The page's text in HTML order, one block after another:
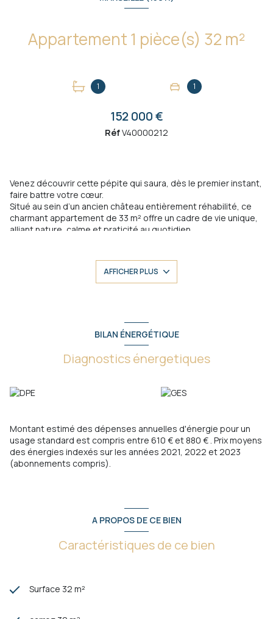
Appartement 1 pièce(s) 32 m²
1 1
152 000 €
RéfV40000212
Venez découvrir cette pépite qui saura, dès le premier instant,
faire battre votre cœur.
Situé au sein d’un ancien château entièrement réhabilité, ce
charmant appartement de 33 m² offre un cadre de vie unique,
alliant nature, calme et praticité au quotidien.
, apportant une véritable sensation d’évasion. La
cuisine équipée permet une installation immédiate.
Côté pratique, tout est accessible rapidement :
École maternelle de La Valentine à environ 1 km
Collège Le Ruissatel à environ 2 km
Crèches de La Valentine à environ 1 km
autoroute à proximité facilite les déplacements. Le centre de
La résidence est sécurisée avec portail électrique.
Un garage privatif ainsi que des stationnements au sein de
la résidencecomplètent ce bien.
Un bien rare, idéal pour vivre ou investir, dans un cadre aussi
AFFICHER PLUS
BILAN ÉNERGÉTIQUE
Diagnostics énergetiques
Montant estimé des dépenses annuelles d'énergie pour un
usage standard est compris entre 610 € et 880 € . Prix moyens
des énergies indexés sur les années 2021, 2022 et 2023
(abonnements compris).
A PROPOS DE CE BIEN
Caractéristiques de ce bien
Surface 32 m²